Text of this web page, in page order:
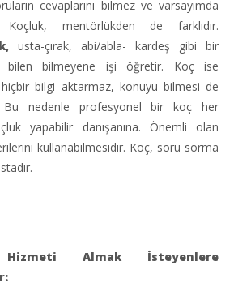
cevaplarını bilmez ve varsayımda
Koçluk, mentörlükden de farklıdır.
usta-çırak, abi/abla- kardeş gibi bir
bilen bilmeyene işi öğretir. Koç ise
hiçbir bilgi aktarmaz, konuyu bilmesi de
Bu nedenle profesyonel bir koç her
yapabilir danışanına. Önemli olan
kullanabilmesidir. Koç, soru sorma
Almak İsteyenlere